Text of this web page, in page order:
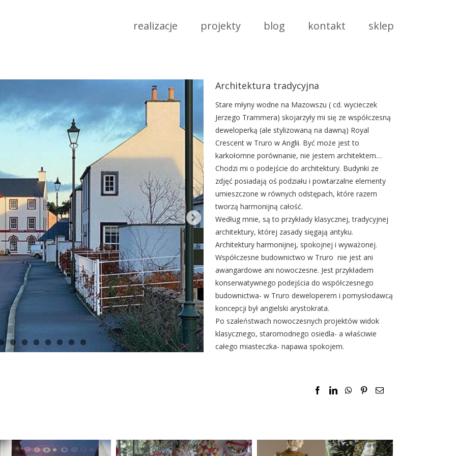
realizacje projekty blog kontakt sklep
Architektura tradycyjna
Stare młyny wodne na Mazowszu ( cd. wycieczek
Jerzego Trammera) skojarzyły mi się ze współczesną
deweloperką (ale stylizowaną na dawną) Royal
Crescent w Truro w Anglii. Być może jest to
karkołomne porównanie, nie jestem architektem…
Chodzi mi o podejście do architektury. Budynki ze
zdjęć posiadają oś podziału i powtarzalne elementy
umieszczone w równych odstępach, które razem
tworzą harmonijną całość.
Według mnie, są to przykłady klasycznej, tradycyjnej
architektury, której zasady sięgają antyku.
Architektury harmonijnej, spokojnej i wyważonej.
Współczesne budownictwo w Truro nie jest ani
awangardowe ani nowoczesne. Jest przykładem
konserwatywnego podejścia do współczesnego
budownictwa- w Truro deweloperem i pomysłodawcą
koncepcji był angielski arystokrata.
Po szaleństwach nowoczesnych projektów widok
klasycznego, staromodnego osiedla- a właściwie
całego miasteczka- napawa spokojem.
Facebook
LinkedInWhatsApp
PinterestEmail